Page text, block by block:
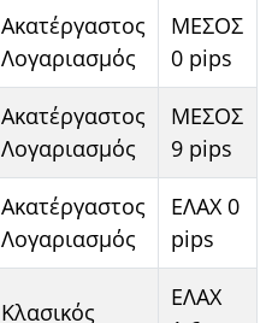
Ακατέργαστος
Λογαριασμός
ΜΕΣΟΣ
0 pips
Ακατέργαστος
Λογαριασμός
ΜΕΣΟΣ
9 pips
Ακατέργαστος
Λογαριασμός
ΕΛΑΧ 0
pips
Κλασικός
ΕΛΑΧ